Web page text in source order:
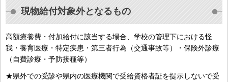
現物給付対象外となるもの
高額療養費・付加給付に該当する場合、学校の管理下における怪
我・養育医療・特定疾患・第三者行為（交通事故等）・保険外診療
（自費診療・予防接種等）
★県外での受診や県内の医療機関で受給資格者証を提示しないで受